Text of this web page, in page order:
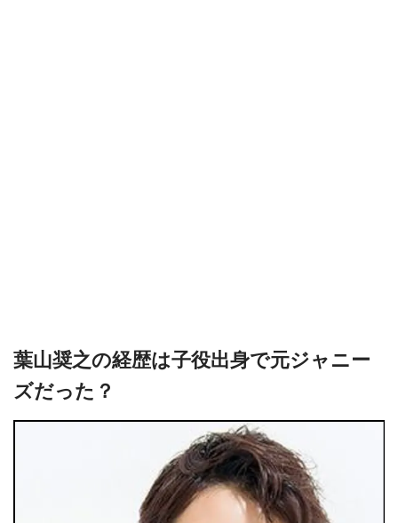
葉山奨之の経歴は子役出身で元ジャニー
ズだった？